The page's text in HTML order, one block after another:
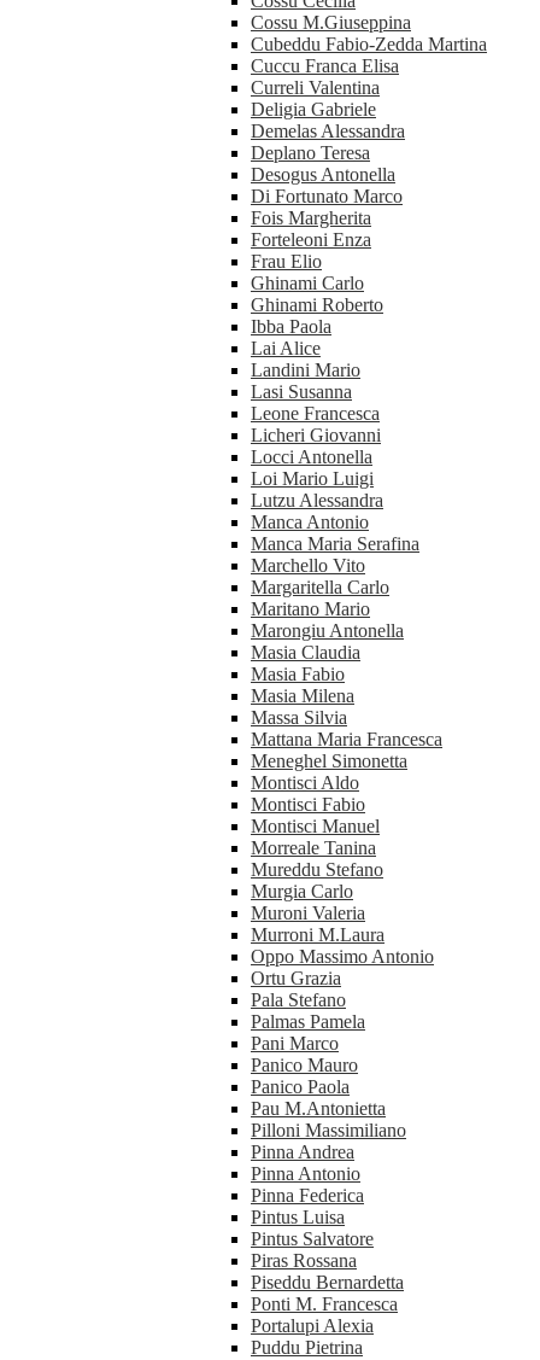
Cossu M.Giuseppina
Cubeddu Fabio-Zedda Martina
Cuccu Franca Elisa
Curreli Valentina
Deligia Gabriele
Demelas Alessandra
Deplano Teresa
Desogus Antonella
Di Fortunato Marco
Fois Margherita
Forteleoni Enza
Frau Elio
Ghinami Carlo
Ghinami Roberto
Ibba Paola
Lai Alice
Landini Mario
Lasi Susanna
Leone Francesca
Licheri Giovanni
Locci Antonella
Loi Mario Luigi
Lutzu Alessandra
Manca Antonio
Manca Maria Serafina
Marchello Vito
Margaritella Carlo
Maritano Mario
Marongiu Antonella
Masia Claudia
Masia Fabio
Masia Milena
Massa Silvia
Mattana Maria Francesca
Meneghel Simonetta
Montisci Aldo
Montisci Fabio
Montisci Manuel
Morreale Tanina
Mureddu Stefano
Murgia Carlo
Muroni Valeria
Murroni M.Laura
Oppo Massimo Antonio
Ortu Grazia
Pala Stefano
Palmas Pamela
Pani Marco
Panico Mauro
Panico Paola
Pau M.Antonietta
Pilloni Massimiliano
Pinna Andrea
Pinna Antonio
Pinna Federica
Pintus Luisa
Pintus Salvatore
Piras Rossana
Piseddu Bernardetta
Ponti M. Francesca
Portalupi Alexia
Puddu Pietrina